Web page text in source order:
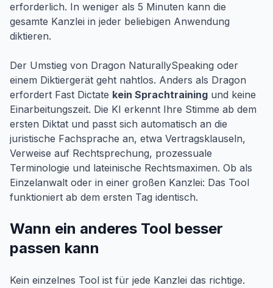
erforderlich. In weniger als 5 Minuten kann die
gesamte Kanzlei in jeder beliebigen Anwendung
diktieren.
Der Umstieg von Dragon NaturallySpeaking oder
einem Diktiergerät geht nahtlos. Anders als Dragon
erfordert Fast Dictate kein Sprachtraining und keine
Einarbeitungszeit. Die KI erkennt Ihre Stimme ab dem
ersten Diktat und passt sich automatisch an die
juristische Fachsprache an, etwa Vertragsklauseln,
Verweise auf Rechtsprechung, prozessuale
Terminologie und lateinische Rechtsmaximen. Ob als
Einzelanwalt oder in einer großen Kanzlei: Das Tool
funktioniert ab dem ersten Tag identisch.
Wann ein anderes Tool besser
passen kann
Kein einzelnes Tool ist für jede Kanzlei das richtige.